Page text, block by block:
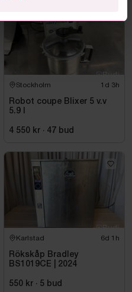
Stockholm 1d 3h
Robot coupe Blixer 5 v.v
5.9 l
4 550 kr · 47 bud
Karlstad 6d 1h
Rökskåp Bradley
BS1019CE | 2024
550 kr · 5 bud